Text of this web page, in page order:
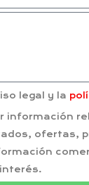
legal y la
información
ofertas,